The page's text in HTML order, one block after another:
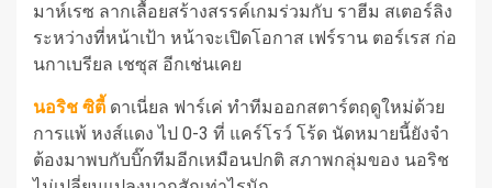
มาห์เรซ ลากเลื้อยสร้างสรรค์เกมร่วมกับ ราฮีม สเตอร์ลิง
ระหว่างที่หน้าเป้า หน้าจะเปิดโอกาส เฟร์ราน ตอร์เรส ก่อ
นกาเบรียล เชซุส อีกเช่นเคย
นอริช ซิตี้ ดาเนี่ยล ฟาร์เค่ ทำทีมออกสตาร์ตฤดูใหม่ด้วย
การแพ้ หงส์แดง ไป 0-3 ที่ แคร์โรว์ โร้ด นัดหมายนี้ยังจำ
ต้องมาพบกับบิ๊กทีมอีกเหมือนปกติ สภาพกลุ่มของ นอริช